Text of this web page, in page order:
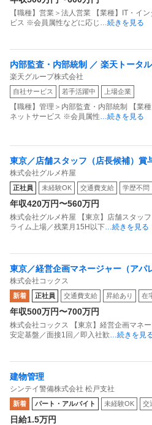
【職種】営業＞法人営業 【業種】IT・イ
ビス ※会員属性などに応じ
…続きを見る
内部監査・内部統制 ／ 楽天トータ
戦略事業コンプライアンス支援部 業
プライアンス推進担当（SBCSD）
楽天グループ株式会社
自社サービス 若手活躍中 上場企業
【職種】管理＞内部監査・内部統制 【業
ネットサービス ※会員属性 …続きを見る
東京／店舗スタッフ（店長候補）賞
業月15H以下／新店オープン多数
株式会社グルメ杵屋
正社員 未経験OK 交通費支給 学歴不問
年収420万円〜560万円
株式会社グルメ杵屋 【東京】店舗スタッ
ライム上場／残業月15H以下 …続きを見る
東京／経営企画マネージャー（アパ
面接1回／即入社歓迎
株式会社コックス
新着 正社員 交通費支給 昇給あり 在
年収500万円〜700万円
株式会社コックス 【東京】経営企画マネ
安定基盤／面接1回／即入社歓 …続きを見
建物管理
シンテイ警備株式会社 松戸支社
新着 パート・アルバイト 未経験OK 交
日給1.5万円